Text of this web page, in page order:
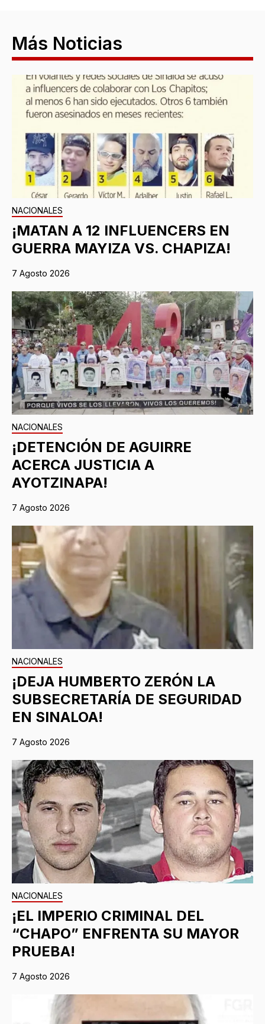
Más Noticias
NACIONALES
¡MATAN A 12 INFLUENCERS EN
GUERRA MAYIZA VS. CHAPIZA!
7 Agosto 2026
NACIONALES
¡DETENCIÓN DE AGUIRRE
ACERCA JUSTICIA A
AYOTZINAPA!
7 Agosto 2026
NACIONALES
¡DEJA HUMBERTO ZERÓN LA
SUBSECRETARÍA DE SEGURIDAD
EN SINALOA!
7 Agosto 2026
NACIONALES
¡EL IMPERIO CRIMINAL DEL
“CHAPO” ENFRENTA SU MAYOR
PRUEBA!
7 Agosto 2026